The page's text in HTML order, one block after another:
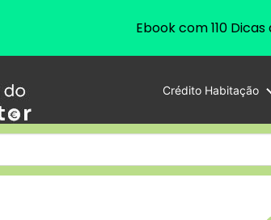
Crédito Habitação
Ebook com 110